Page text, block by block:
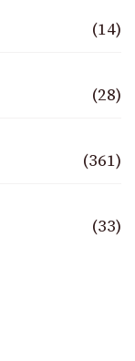
(14)
(28)
(361)
(33)